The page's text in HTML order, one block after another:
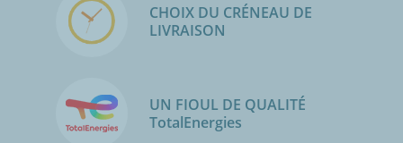
CHOIX DU CRÉNEAU DE
LIVRAISON
UN FIOUL DE QUALITÉ
TotalEnergies